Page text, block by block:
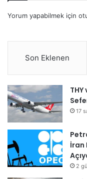
Yorum yapabilmek için
Son Eklenen
17
İran
2